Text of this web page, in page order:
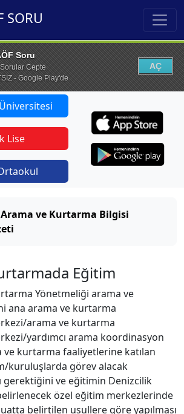
SORU
Soru
Sorular Cepte
- Google Play'de
AÇ
Lise
Arama ve Kurtarma Bilgisi
Eğitim
Yönetmeliği arama ve
ana arama ve kurtarma
arama ve kurtarma
yardımcı arama koordinasyon
ve kurtarma faaliyetlerine katılan
kuruluşlarda görev alacak
gerektiğini ve eğitimin Denizcilik
özel eğitim merkezlerinde
belirtilen usullere göre yapılması